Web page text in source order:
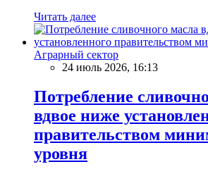
Читать далее
Аграрный сектор
24 июль 2026, 16:13
Потребление
вдвое ниже
правительством
уровня